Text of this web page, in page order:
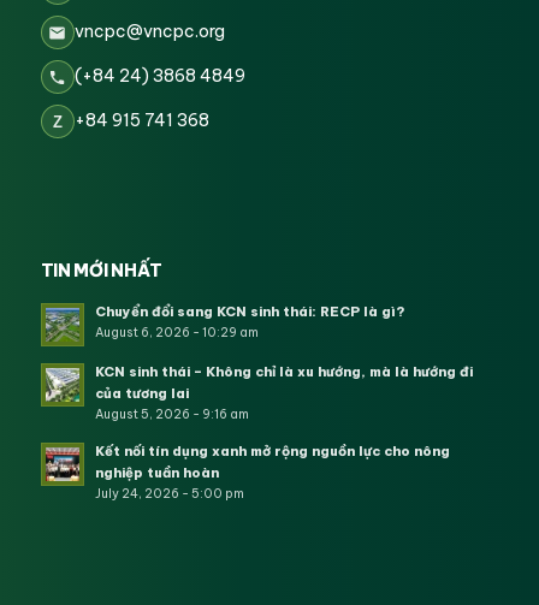
vncpc@vncpc.org
(+84 24) 3868 4849
Z +84 915 741 368
TIN MỚI NHẤT
Chuyển đổi sang KCN sinh thái: RECP là gì?
August 6, 2026 - 10:29 am
KCN sinh thái – Không chỉ là xu hướng, mà là hướng đi
của tương lai
August 5, 2026 - 9:16 am
Kết nối tín dụng xanh mở rộng nguồn lực cho nông
nghiệp tuần hoàn
July 24, 2026 - 5:00 pm